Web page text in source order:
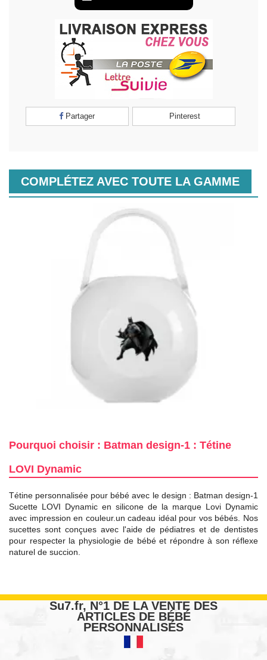
Partager Pinterest
COMPLÉTEZ AVEC TOUTE LA GAMME
Pourquoi choisir : Batman design-1 : Tétine
LOVI Dynamic
Tétine personnalisée pour bébé avec le design : Batman design-1
Sucette LOVI Dynamic en silicone de la marque Lovi Dynamic
avec impression en couleur.un cadeau idéal pour vos bébés. Nos
sucettes sont conçues avec l'aide de pédiatres et de dentistes
pour respecter la physiologie de bébé et répondre à son réflexe
naturel de succion.
Su7.fr, N°1 DE LA VENTE DES
ARTICLES DE BÉBÉ
PERSONNALISÉS